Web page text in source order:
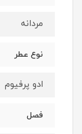
مردانه
نوع عطر
ادو پرفیوم
فصل